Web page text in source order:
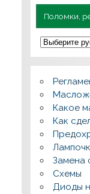
Поломки,
П
о
л
о
к
и
р
е
м
о
н
т
,
в
о
Какое
Как
Замена
Схемы
Диоды